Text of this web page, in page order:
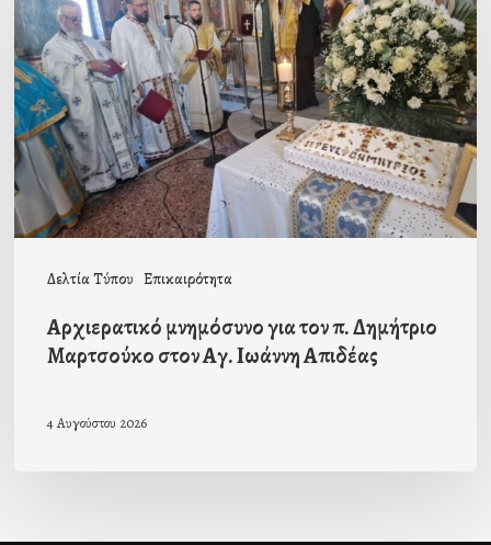
Δελτία Τύπου Επικαιρότητα
για
τον
π.
Δημήτριο
Μαρτσούκο
στον
Αγ.
Αρχιερατικό μνημόσυνο για τον π. Δημήτριο
Μαρτσούκο στον Αγ. Ιωάννη Απιδέας
4 Αυγούστου 2026